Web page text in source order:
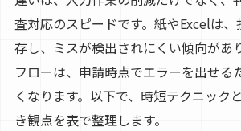
査対応のスピードです。紙やExcelは
存し、ミスが検出されにくい傾向があ
フローは、申請時点でエラーを出せる
くなります。以下で、時短テクニック
き観点を表で整理します。